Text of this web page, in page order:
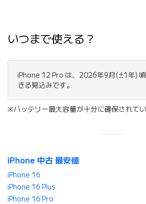
いつまで使える？
iPhone 12 Pro は、2026年9月(±1年)
きる見込みです。
※バッテリー最大容量が十分に確保されてい
iPhone 中古 最安値
iPhone 16
iPhone 16 Plus
iPhone 16 Pro